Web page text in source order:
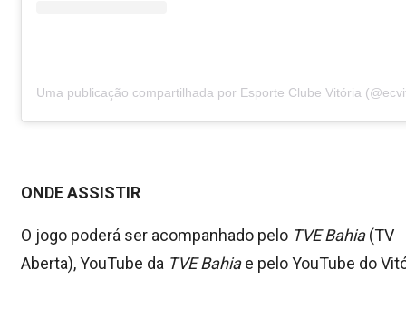
Uma publicação compartilhada por Esporte Clube Vitória
ONDE ASSISTIR
O jogo poderá ser acompanhado pelo TVE Bahia(TV
Aberta), YouTube da TVE Bahiae pelo YouTube do